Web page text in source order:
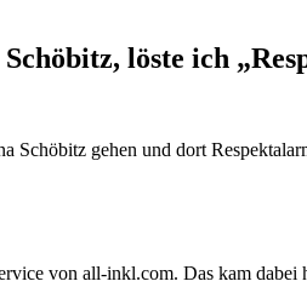
löste ich
Schöbitz gehen und dort
von all-inkl.com. Das kam dabei